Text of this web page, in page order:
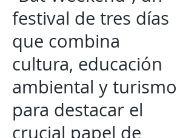
festival de tres días
que combina
cultura, educación
ambiental y turismo
para destacar el
crucial papel de